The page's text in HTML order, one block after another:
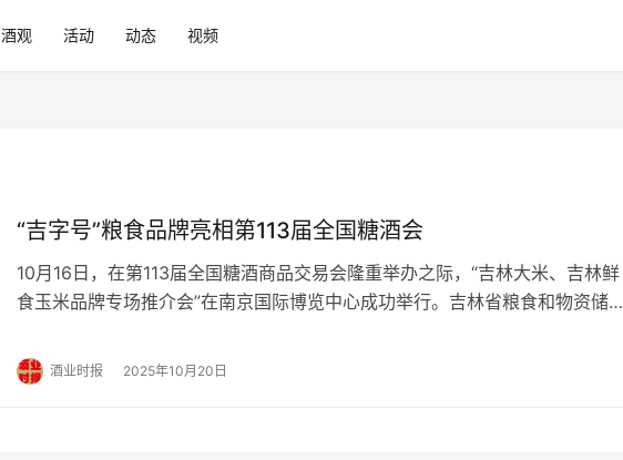
酒观 活动 动态 视频
“吉字号”粮食品牌亮相第113届全国糖酒会
10月16日，在第113届全国糖酒商品交易会隆重举办之际，“吉林大米、吉林鲜
食玉米品牌专场推介会”在南京国际博览中心成功举行。吉林省粮食和物资储备
粮食行业协会副会长衡虹、中粮会展有限公司副总经理、全国糖酒商品交易会
组委会副秘书长赵伟等领导出席活动，吉苏两省粮食企业代表、行业专家及媒
酒业时报 2025年10月20日